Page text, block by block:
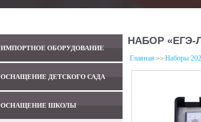
ИМПОРТНОЕ ОБОРУДОВАНИЕ
ОСНАЩЕНИЕ ДЕТСКОГО САДА
ОСНАЩЕНИЕ ШКОЛЫ
НАБОР
Главная Наборы